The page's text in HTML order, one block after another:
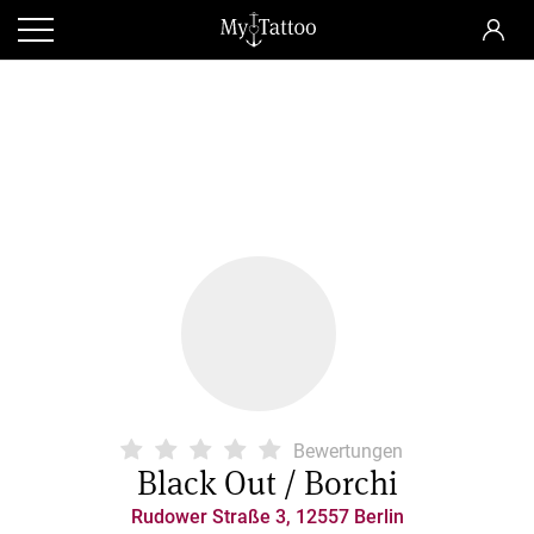
Bewertungen
Black Out / Borchi
Rudower Straße 3, 12557 Berlin